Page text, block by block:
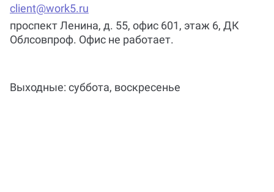
client@work5.ru
проспект Ленина, д. 55, офис 601, этаж 6, ДК
Облсовпроф. Офис не работает.
Выходные: суббота, воскресенье